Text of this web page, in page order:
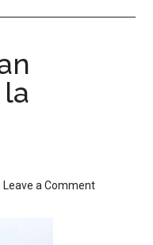
Leave a Comment